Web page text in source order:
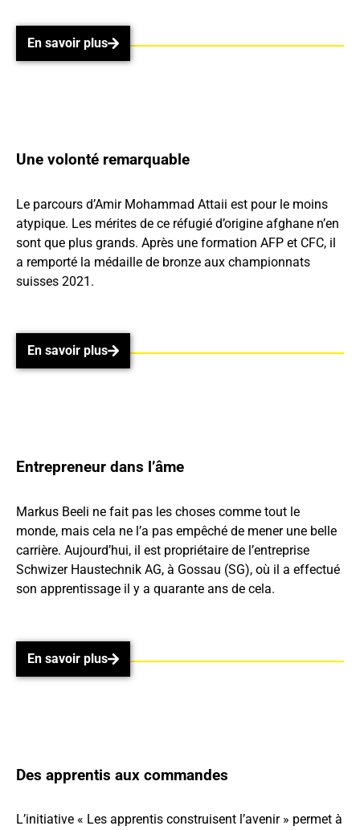
En savoir plus
En savoir plus
Une volonté remarquable
Le parcours d’Amir Mohammad Attaii est pour le moins
atypique. Les mérites de ce réfugié d’origine afghane n’en
sont que plus grands. Après une formation AFP et CFC, il
a remporté la médaille de bronze aux championnats
suisses 2021.
En savoir plus
En savoir plus
Entrepreneur dans l’âme
Markus Beeli ne fait pas les choses comme tout le
monde, mais cela ne l’a pas empêché de mener une belle
carrière. Aujourd’hui, il est propriétaire de l’entreprise
Schwizer Haustechnik AG, à Gossau (SG), où il a effectué
son apprentissage il y a quarante ans de cela.
En savoir plus
Des apprentis aux commandes
L’initiative « Les apprentis construisent l’avenir » permet à